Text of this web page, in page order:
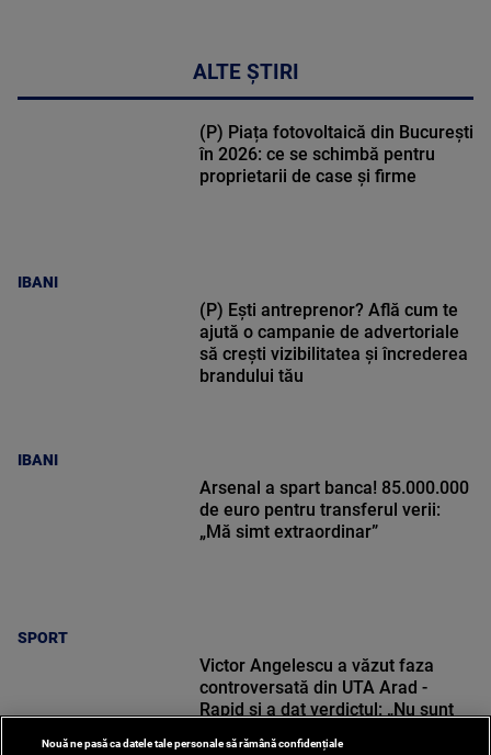
ALTE ȘTIRI
IBANI
(P) Piața fotovoltaică din București
în 2026: ce se schimbă pentru
proprietarii de case și firme
IBANI
(P) Ești antreprenor? Află cum te
ajută o campanie de advertoriale
să crești vizibilitatea și încrederea
brandului tău
SPORT
Arsenal a spart banca! 85.000.000
de euro pentru transferul verii:
„Mă simt extraordinar”
Victor Angelescu a văzut faza
controversată din UTA Arad -
Rapid și a dat verdictul: „Nu sunt
Nouă ne pasă ca datele tale personale să rămână confidențiale